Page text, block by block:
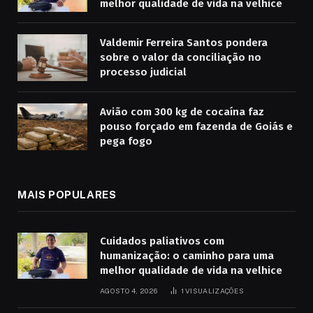
melhor qualidade de vida na velhice
Valdemir Ferreira Santos pondera
sobre o valor da conciliação no
processo judicial
Avião com 300 kg de cocaína faz
pouso forçado em fazenda de Goiás e
pega fogo
MAIS POPULARES
Cuidados paliativos com
humanização: o caminho para uma
melhor qualidade de vida na velhice
AGOSTO 4, 2026 1VISUALIZAÇÕES